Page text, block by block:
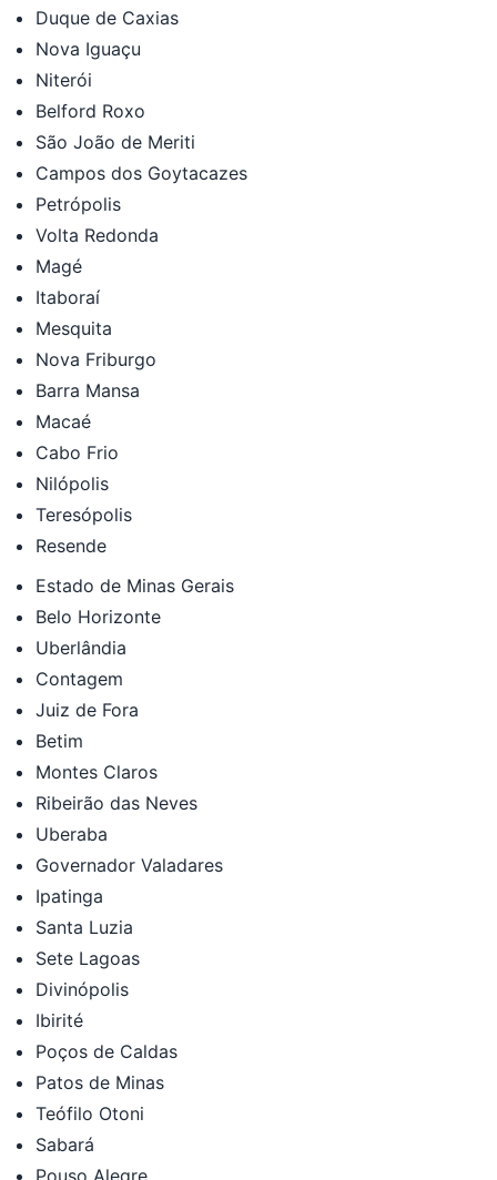
Duque de Caxias
Nova Iguaçu
Niterói
Belford Roxo
São João de Meriti
Campos dos Goytacazes
Petrópolis
Volta Redonda
Magé
Itaboraí
Mesquita
Nova Friburgo
Barra Mansa
Macaé
Cabo Frio
Nilópolis
Teresópolis
Resende
Estado de Minas Gerais
Belo Horizonte
Uberlândia
Contagem
Juiz de Fora
Betim
Montes Claros
Ribeirão das Neves
Uberaba
Governador Valadares
Ipatinga
Santa Luzia
Sete Lagoas
Divinópolis
Ibirité
Poços de Caldas
Patos de Minas
Teófilo Otoni
Sabará